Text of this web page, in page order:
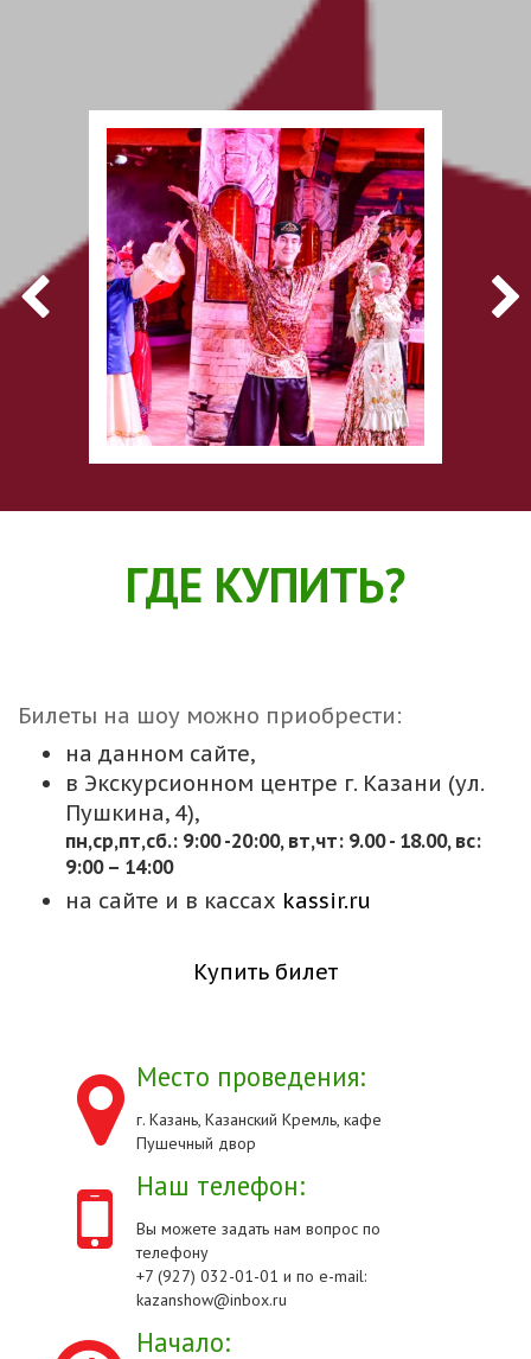
ГДЕ КУПИТЬ?
Билеты на шоу можно приобрести:
на данном сайте,
в Экскурсионном центре г. Казани (ул.
Пушкина, 4),
пн,cр,пт,сб.: 9:00 -20:00, вт,чт: 9.00 - 18.00, вс:
9:00 – 14:00
на сайте и в кассах kassir.ru
Купить билет
Место проведения:
г. Казань, Казанский Кремль, кафе
Пушечный двор
Наш телефон:
Вы можете задать нам вопрос по
телефону
+7 (927) 032-01-01 и по e-mail:
kazanshow@inbox.ru
Начало: